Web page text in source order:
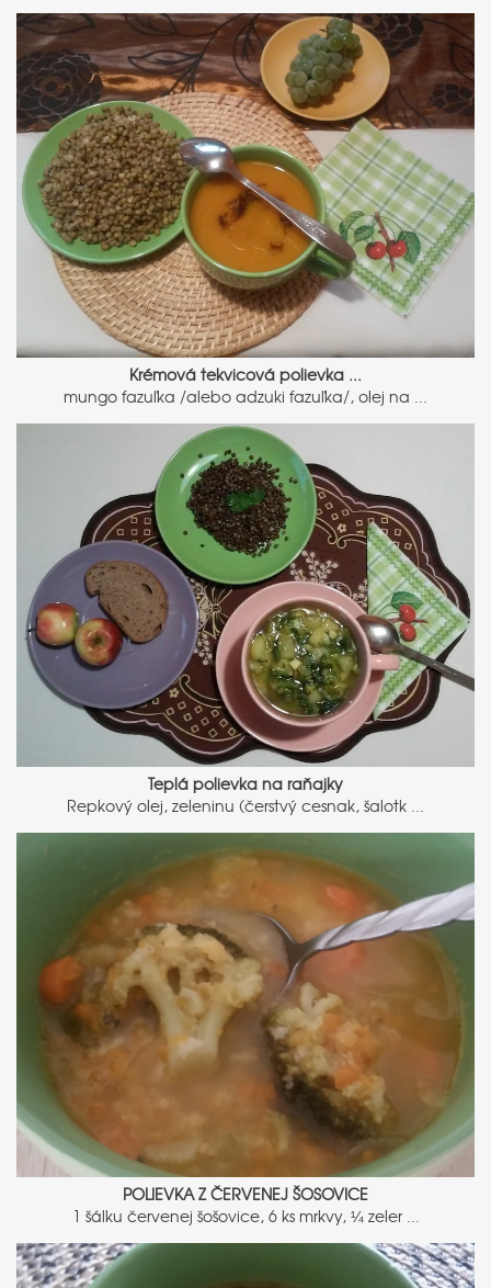
Krémová tekvicová polievka ...
mungo fazuľka /alebo adzuki fazuľka/, olej na ...
Teplá polievka na raňajky
Repkový olej, zeleninu (čerstvý cesnak, šalotk ...
POLIEVKA Z ČERVENEJ ŠOSOVICE
1 šálku červenej šošovice, 6 ks mrkvy, ¼ zeler ...